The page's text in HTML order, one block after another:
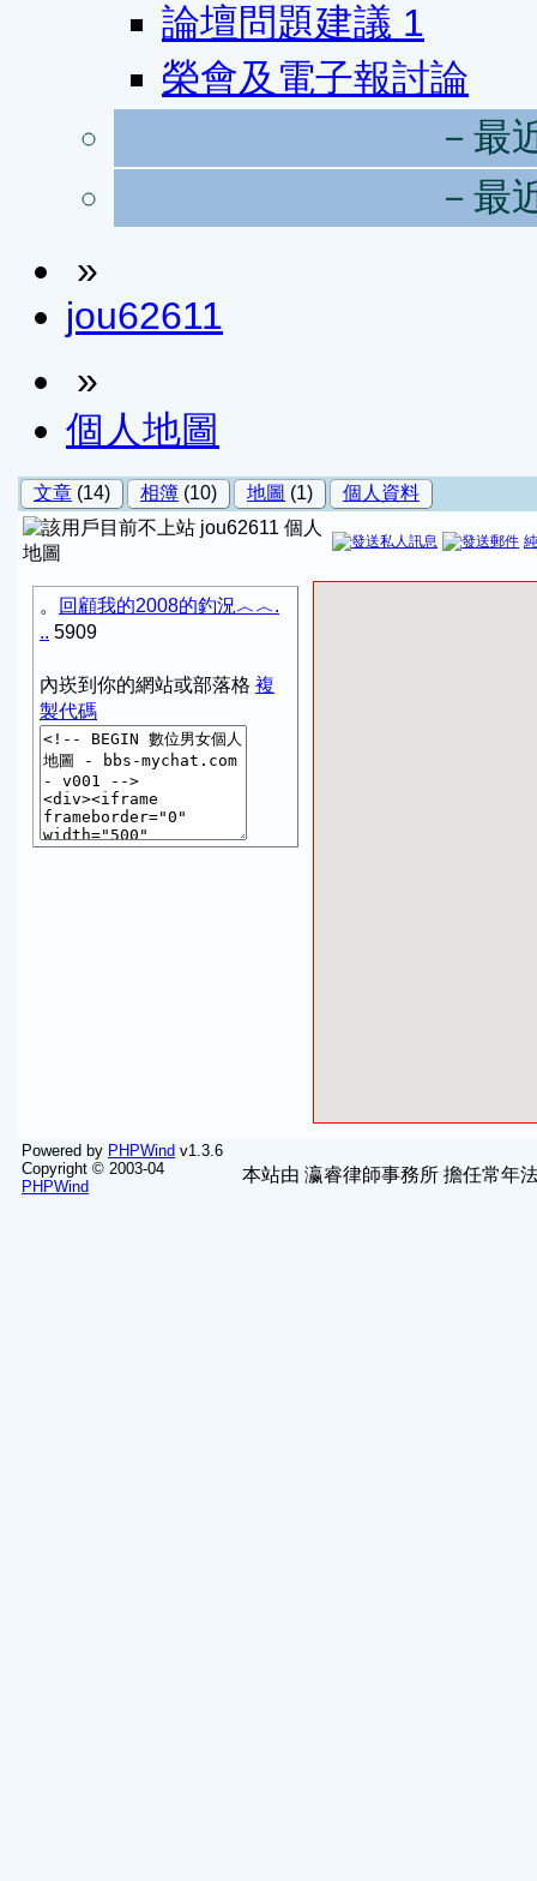
論壇問題建議 1
榮會及電子報討論
－最
－最
»
jou62611
»
個人地圖
文章 (14) 相簿 (10) 地圖 (1)
個人資料
jou62611 個人
地圖
。
回顧我的2008的釣況︿︿.
.. 5909
內崁到你的網站或部落格 複
製代碼
Powered by PHPWind v1.3.6
Copyright © 2003-04
PHPWind
本站由 瀛睿律師事務所 擔任常年